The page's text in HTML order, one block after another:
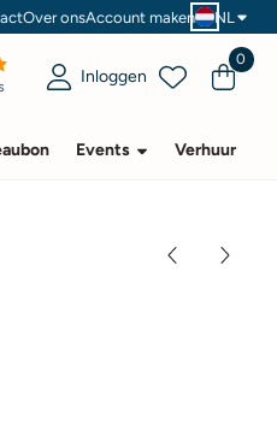
Over onsAccount maken NL
Inloggen
0
Events Verhuur